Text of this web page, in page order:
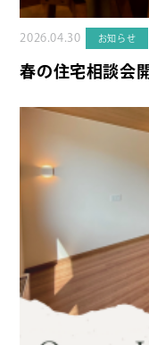
2026.04.30 お知らせ
春の住宅相談